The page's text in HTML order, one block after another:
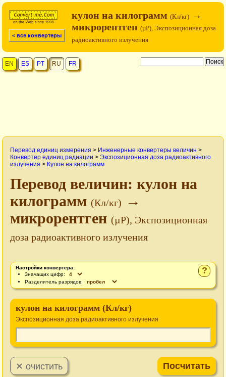
< все конвертеры
кулон на килограмм (Кл/кг) →
микрорентген (µР), Экспозиционная доза
радиоактивного излучения
EN ES PT RU FR
Перевод единиц измерения > Инженерные конвертеры величин >
Конвертер единиц радиации > Экспозиционная доза радиоактивного
излучения > Кулон на килограмм
Перевод величин: кулон на
килограмм (Кл/кг)
→
микрорентген (µР), Экспозиционная
доза радиоактивного излучения
?
Настройки конвертера:
Значащих цифр:
Разделитель разрядов:
кулон на килограмм (Кл/кг)
Экспозиционная доза радиоактивного излучения